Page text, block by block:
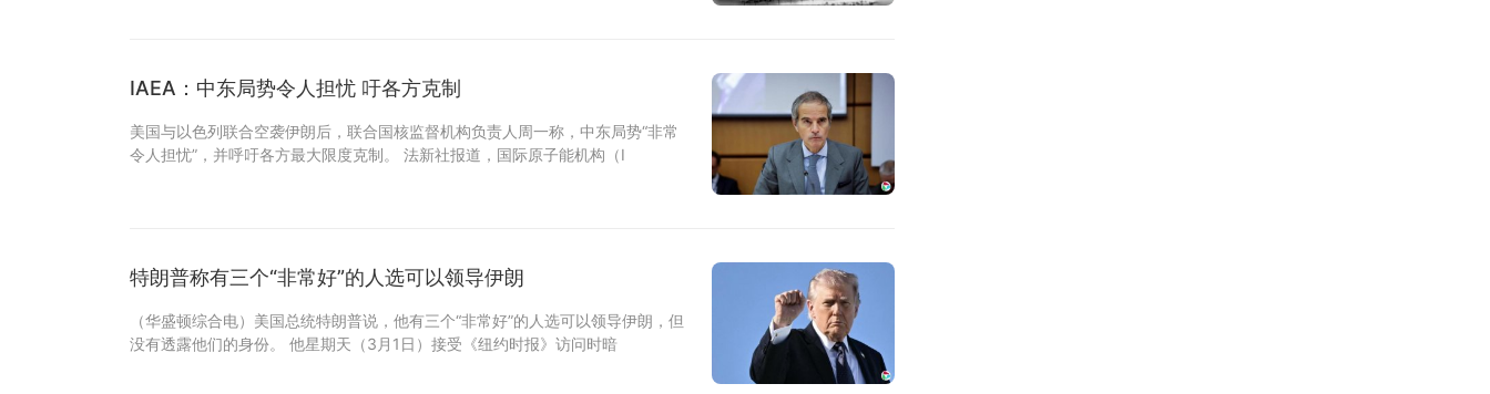
IAEA：中东局势令人担忧 吁各方克制
美国与以色列联合空袭伊朗后，联合国核监督机构负责人周一称，中东局势“非常
令人担忧”，并呼吁各方最大限度克制。 法新社报道，国际原子能机构（I
特朗普称有三个“非常好”的人选可以领导伊朗
（华盛顿综合电）美国总统特朗普说，他有三个“非常好”的人选可以领导伊朗，但
没有透露他们的身份。 他星期天（3月1日）接受《纽约时报》访问时暗